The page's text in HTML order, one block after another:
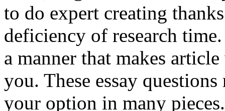
to do expert creating
deficiency of research
a manner that makes
you. These essay
your option in many